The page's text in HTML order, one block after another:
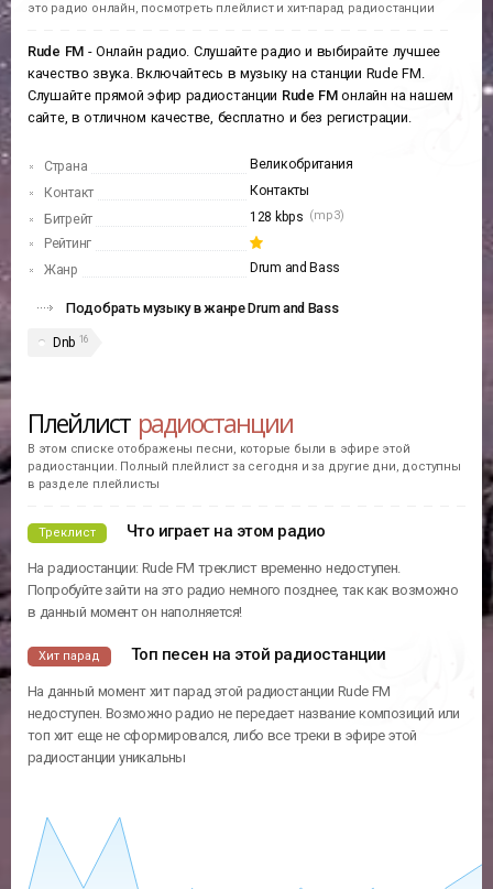
это радио онлайн, посмотреть плейлист и хит-парад радиостанции
Rude FM- Онлайн радио. Слушайте радио и выбирайте лучшее
качество звука. Включайтесь в музыку на станции Rude FM.
Слушайте прямой эфир радиостанции Rude FMонлайн на нашем
сайте, в отличном качестве, бесплатно и без регистрации.
Страна
Великобритания
Контакт
Контакты
Битрейт
128 kbps (mp3)
Рейтинг
Жанр
Drum and Bass
Подобрать музыку в жанре Drum and Bass
Dnb 16
Плейлист радиостанции
В этом списке отображены песни, которые были в эфире этой
радиостанции. Полный плейлист за сегодня и за другие дни, доступны
в разделе плейлисты
Треклист Что играет на этом радио
На радиостанции: Rude FM треклист временно недоступен.
Попробуйте зайти на это радио немного позднее, так как возможно
в данный момент он наполняется!
Хит парад Топ песен на этой радиостанции
На данный момент хит парад этой радиостанции Rude FM
недоступен. Возможно радио не передает название композиций или
топ хит еще не сформировался, либо все треки в эфире этой
радиостанции уникальны